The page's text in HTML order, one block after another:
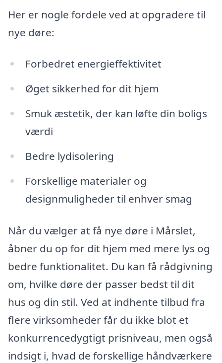
Her er nogle fordele ved at opgradere til
nye døre:
Forbedret energieffektivitet
Øget sikkerhed for dit hjem
Smuk æstetik, der kan løfte din boligs
værdi
Bedre lydisolering
Forskellige materialer og
designmuligheder til enhver smag
Når du vælger at få nye døre i Mårslet,
åbner du op for dit hjem med mere lys og
bedre funktionalitet. Du kan få rådgivning
om, hvilke døre der passer bedst til dit
hus og din stil. Ved at indhente tilbud fra
flere virksomheder får du ikke blot et
konkurrencedygtigt prisniveau, men også
indsigt i, hvad de forskellige håndværkere